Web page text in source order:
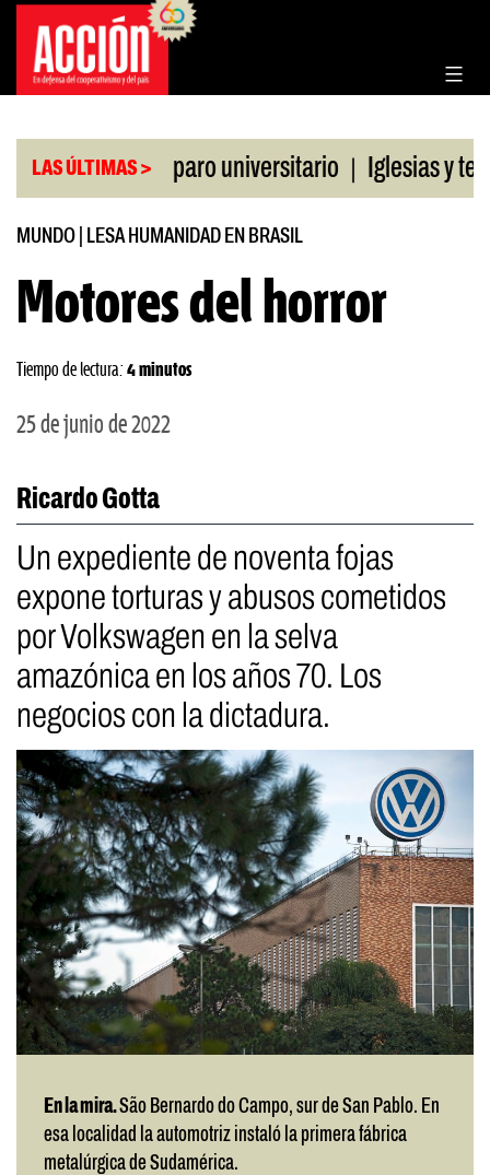
Saltar
contenido
LAS ÚLTIMAS >
la CGT al paro universitario | Iglesias y templos
MUNDO LESA HUMANIDAD EN BRASIL
Motores del horror
Tiempo de lectura: 4 minutos
25 de junio de 2022
Ricardo Gotta
Un expediente de noventa fojas
expone torturas y abusos cometidos
por Volkswagen en la selva
amazónica en los años 70. Los
negocios con la dictadura.
En la mira.São Bernardo do Campo, sur de San Pablo. En
esa localidad la automotriz instaló la primera fábrica
metalúrgica de Sudamérica.